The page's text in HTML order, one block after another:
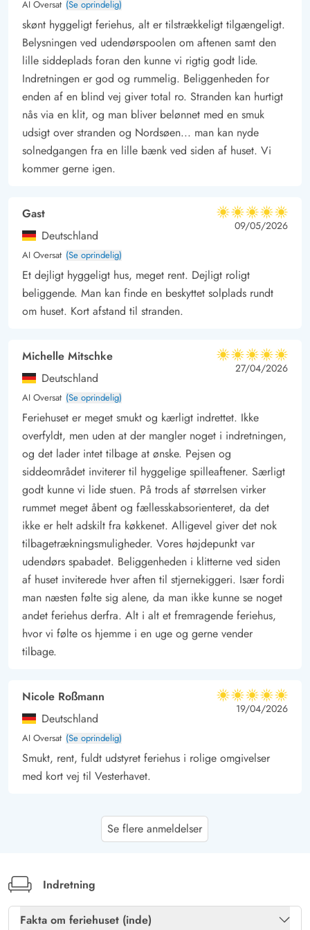
Houvig er et naturskønt område, hvor man rigtig kan nyde den
friske luft og klitterne og stranden i nærheden. Det brusende
Vesterhav er bestemt et besøg værd – Uanset årstid. Hvis I er
på udkig efter en aktiv ferie, kan I inden for kort afstand nå
feriebyen Søndervig, der bl.a. byder på aktiviteter for både
børn og voksne i Lalandia.
En tur til fiskerbyen Hvide Sande eller den charmerende by –
Ringkøbing er bestemt også et besøg værd med sin hyggelige
gågade, der byder på en masse skønne butikker. Så er I til
absolut et besøg værd.
AI Oversat (Se oprindelig)
skønt hyggeligt feriehus, alt er tilstrækkeligt tilgængeligt.
Belysningen ved udendørspoolen om aftenen samt den
lille siddeplads foran den kunne vi rigtig godt lide.
Indretningen er god og rummelig. Beliggenheden for
enden af en blind vej giver total ro. Stranden kan hurtigt
nås via en klit, og man bliver belønnet med en smuk
udsigt over stranden og Nordsøen... man kan nyde
solnedgangen fra en lille bænk ved siden af huset. Vi
kommer gerne igen.
Gast
Deutschland
AI Oversat (Se oprindelig)
5 ud af 5
5 ud af 5
5 out of 5
09/05/2026
Et dejligt hyggeligt hus, meget rent. Dejligt roligt
beliggende. Man kan finde en beskyttet solplads rundt
om huset. Kort afstand til stranden.
Michelle Mitschke
Deutschland
AI Oversat (Se oprindelig)
5 ud af 5
5 ud af 5
5 out of 5
27/04/2026
Feriehuset er meget smukt og kærligt indrettet. Ikke
overfyldt, men uden at der mangler noget i indretningen,
og det lader intet tilbage at ønske. Pejsen og
siddeområdet inviterer til hyggelige spilleaftener. Særligt
godt kunne vi lide stuen. På trods af størrelsen virker
rummet meget åbent og fællesskabsorienteret, da det
ikke er helt adskilt fra køkkenet. Alligevel giver det nok
tilbagetrækningsmuligheder. Vores højdepunkt var
udendørs spabadet. Beliggenheden i klitterne ved siden
af huset inviterede hver aften til stjernekiggeri. Især fordi
man næsten følte sig alene, da man ikke kunne se noget
andet feriehus derfra. Alt i alt et fremragende feriehus,
hvor vi følte os hjemme i en uge og gerne vender
tilbage.
Nicole Roßmann
Deutschland
AI Oversat (Se oprindelig)
5 ud af 5
5 ud af 5
5 out of 5
19/04/2026
Smukt, rent, fuldt udstyret feriehus i rolige omgivelser
med kort vej til Vesterhavet.
Karin u. Peter Jaeckel
Meget beskyttet beliggende feriehus i klitterne. Alt, hvad
udendørs whirlpoolen kan vi virkelig godt lide! Sengen
Se flere anmeldelser
Indretning
Fakta om feriehuset (inde)